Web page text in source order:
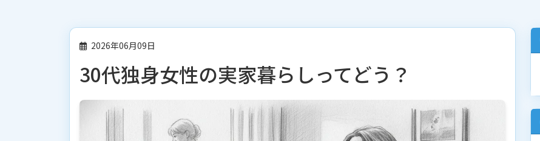
2026年06月09日
30代独身女性の実家暮らしってどう？